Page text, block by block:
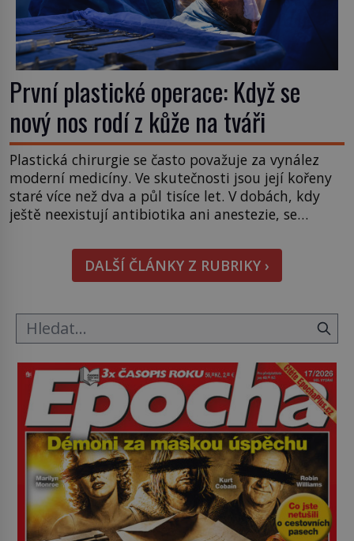
První plastické operace: Když se
nový nos rodí z kůže na tváři
Plastická chirurgie se často považuje za vynález
moderní medicíny. Ve skutečnosti jsou její kořeny
staré více než dva a půl tisíce let. V dobách, kdy
ještě neexistují antibiotika ani anestezie, se
znetvořené válkou, tresty nebo nehodami. Jejich
metody jsou překvapivě promyšlené a některé
principy používají chirurgové dodnes. Úplně první
DALŠÍ ČLÁNKY Z RUBRIKY ›